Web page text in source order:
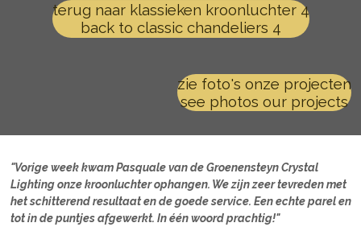
terug naar klassieken kroonluchter 4
back to classic chandeliers 4
zie foto's onze projecten
see photos our projects
"Vorige week kwam Pasquale van de Groenensteyn Crystal
Lighting onze kroonluchter ophangen. We zijn zeer tevreden met
het schitterend resultaat en de goede service. Een echte parel en
tot in de puntjes afgewerkt. In één woord prachtig!"